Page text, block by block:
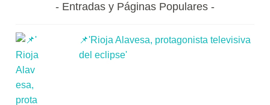
Entradas y Páginas Populares
📌'Rioja Alavesa, protagonista televisiva
del eclipse'